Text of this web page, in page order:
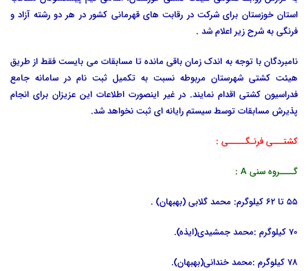
استان خوزستان برای شرکت در رقابت های قهرمانی کشور در هر دو رشته آزاد و
فرنگی به شرح زیر اعلام شد .
نامبردگان با توجه به اندک زمان باقی مانده تا مسابقات می بایست فقط از طریق
هیئت کشتی شهرستان مربوطه نسبت به تکمیل ثبت نام در سامانه جامع
فدراسیون کشتی اقدام نمایند. در غیر اینصورت اطلاعات این عزیزان برای انجام
پذیرش مسابقات توسط سیستم رایانه ای ثبت نخواهد شد.
کشتـــی فرنـگـــــی :
گــــروه سنی A :
55 تا 62 کیلوگرم: محمد گلابی (بهبهان) .
70 کیلوگرم :محمد جمشیدی(ایذه)
.
78 کیلوگرم :محمد خندانی(بهبهان).